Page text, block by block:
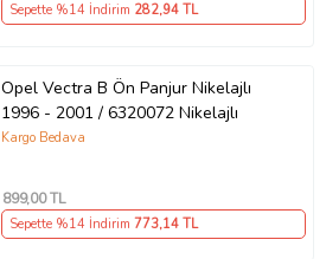
Sepette %14 İndirim 282,94 TL
Opel Vectra B Ön Panjur Nikelajlı
1996 - 2001 / 6320072 Nikelajlı
Kargo Bedava
899,00 TL
Sepette %14 İndirim 773,14 TL